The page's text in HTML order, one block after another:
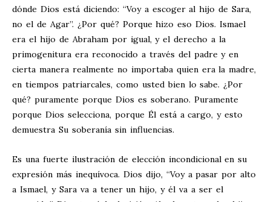
dónde Dios está diciendo: “Voy a escoger al hijo de Sara,
no el de Agar”. ¿Por qué? Porque hizo eso Dios. Ismael
era el hijo de Abraham por igual, y el derecho a la
primogenitura era reconocido a través del padre y en
cierta manera realmente no importaba quien era la madre,
en tiempos patriarcales, como usted bien lo sabe. ¿Por
qué? puramente porque Dios es soberano. Puramente
porque Dios selecciona, porque Él está a cargo, y esto
demuestra Su soberanía sin influencias.
Es una fuerte ilustración de elección incondicional en su
expresión más inequívoca. Dios dijo, “Voy a pasar por alto
a Ismael, y Sara va a tener un hijo, y él va a ser el